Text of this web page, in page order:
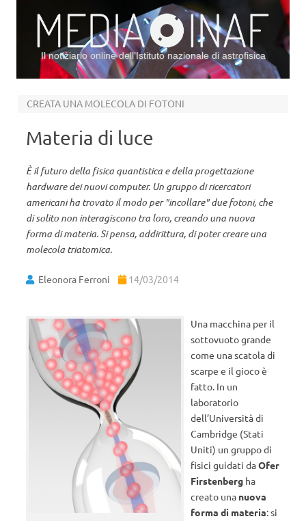
Il notiziario online dell’Istituto nazionale di astrofisica
CREATA UNA MOLECOLA DI FOTONI
Materia di luce
È il futuro della fisica quantistica e della progettazione
hardware dei nuovi computer. Un gruppo di ricercatori
americani ha trovato il modo per "incollare" due fotoni, che
di solito non interagiscono tra loro, creando una nuova
forma di materia. Si pensa, addirittura, di poter creare una
molecola triatomica.
Eleonora Ferroni 14/03/2014
Una macchina per il
sottovuoto grande
come una scatola di
scarpe e il gioco è
fatto. In un
laboratorio
dell’Università di
Cambridge (Stati
Uniti) un gruppo di
fisici guidati daOfer
Firstenberg ha
creato una nuova
forma di materia: si